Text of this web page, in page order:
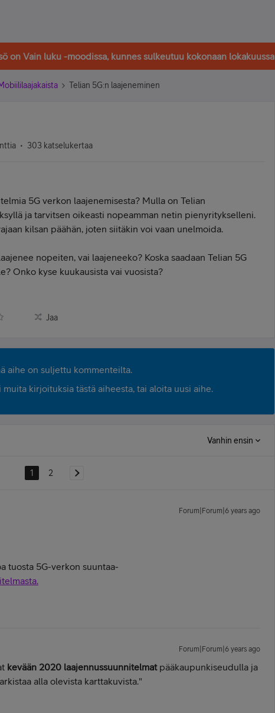
on Vain luku -moodissa, kunnes sulkeutuu kokonaan lokakuussa
Telian 5G:n laajeneminen
303 katselukertaa
5G verkon laajenemisesta? Mulla on Telian
ja tarvitsen oikeasti nopeamman netin pienyritykselleni.
kilsan päähän, joten siitäkin voi vaan unelmoida.
nopeiten, vai laajeneeko? Koska saadaan Telian 5G
Onko kyse kuukausista vai vuosista?
Jaa
aihe on suljettu kommenteilta.
muita kirjoituksia tästä aiheesta, tai aloita uusi aihe.
Vanhin ensin
1 2
Forum|Forum|6 years ago
tuosta 5G-verkon suuntaa-
Forum|Forum|6 years ago
kevään 2020 laajennussuunnitelmatpääkaupunkiseudulla ja
alla olevista karttakuvista."